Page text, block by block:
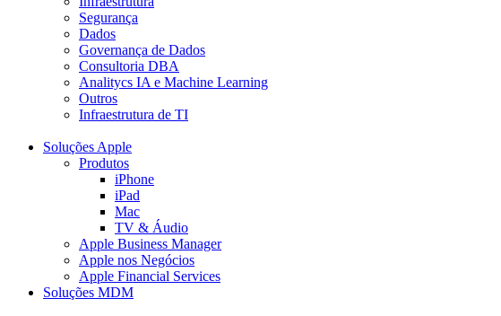
Segurança
Dados
Governança de Dados
Consultoria DBA
Analitycs IA e Machine Learning
Outros
Infraestrutura de TI
Soluções Apple
Produtos
iPhone
iPad
Mac
TV & Áudio
Apple Business Manager
Apple nos Negócios
Apple Financial Services
Soluções MDM